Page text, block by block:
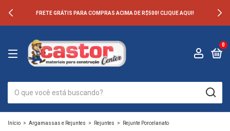
FRETE GRÁTIS PARA COMPRAS ACIMA DE R$500! CLIQUE AQUI!
0
Início > Argamassas e Rejuntes > Rejuntes > Rejunte Porcelanato